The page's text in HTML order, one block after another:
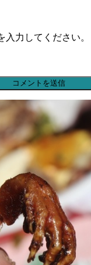
入力してください。